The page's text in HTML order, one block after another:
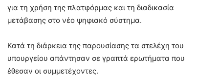
για τη χρήση της πλατφόρμας και τη διαδικασία
μετάβασης στο νέο ψηφιακό σύστημα.
Κατά τη διάρκεια της παρουσίασης τα στελέχη του
υπουργείου απάντησαν σε γραπτά ερωτήματα που
έθεσαν οι συμμετέχοντες.